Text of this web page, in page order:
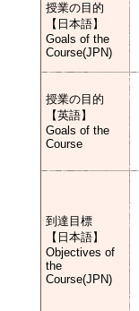
授業の目的
【日本語】
Goals of the
Course(JPN)
授業の目的
【英語】
Goals of the
Course
到達目標
【日本語】
Objectives of
the
Course(JPN)